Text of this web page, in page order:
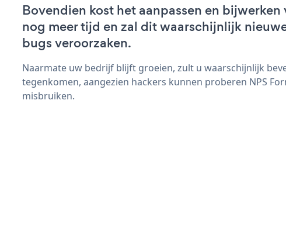
Bovendien kost het aanpassen en bijwerken
nog meer tijd en zal dit waarschijnlijk
bugs veroorzaken.
Naarmate uw bedrijf blijft groeien, zult u waarschijnlijk
tegenkomen, aangezien hackers kunnen proberen NPS
misbruiken.